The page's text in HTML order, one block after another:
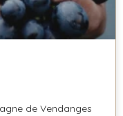
de Vendanges